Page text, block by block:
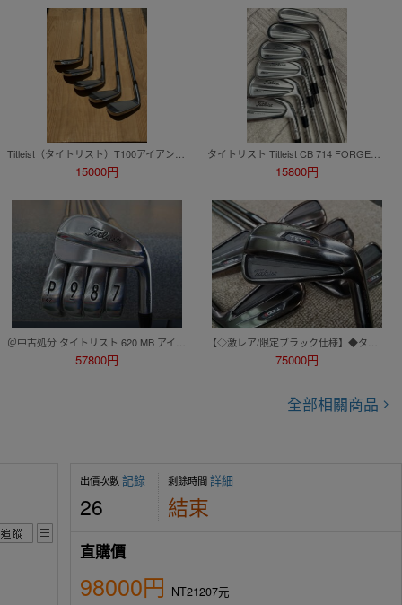
15000円
タイトリスト Titleist CB 714 FORGED ダイナミックゴールドAMT シルバーS アイアン6本セット
15800円
57800円 75000円
全部相關商品
出價次數記錄
26
剩餘時間詳細
結束
直購價
98000円 NT21207元